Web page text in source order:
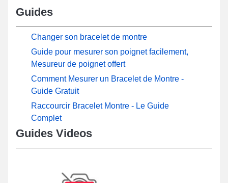
Guides
Changer son bracelet de montre
Guide pour mesurer son poignet facilement,
Mesureur de poignet offert
Comment Mesurer un Bracelet de Montre -
Guide Gratuit
Raccourcir Bracelet Montre - Le Guide
Complet
Guides Videos